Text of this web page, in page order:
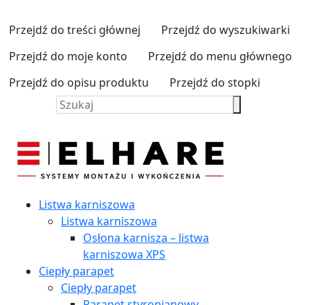
Przejdź do treści głównej
Przejdź do wyszukiwarki
Przejdź do moje konto
Przejdź do menu głównego
Przejdź do opisu produktu
Przejdź do stopki
Listwa karniszowa
Listwa karniszowa
Osłona karnisza – listwa
karniszowa XPS
Ciepły parapet
Ciepły parapet